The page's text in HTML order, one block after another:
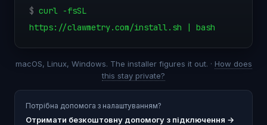
$ curl -fsSL
https://clawmetry.com/install.sh | bash
macOS, Linux, Windows. The installer figures it out. · How does
this stay private?
Потрібна допомога з налаштуванням?
Отримати безкоштовну допомогу з підключення →